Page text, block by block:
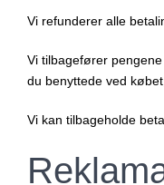
Vi refunderer alle
Vi tilbagefører
du benyttede ved
Vi kan tilbageholde